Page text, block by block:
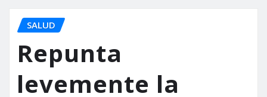
SALUD
Repunta
levemente la